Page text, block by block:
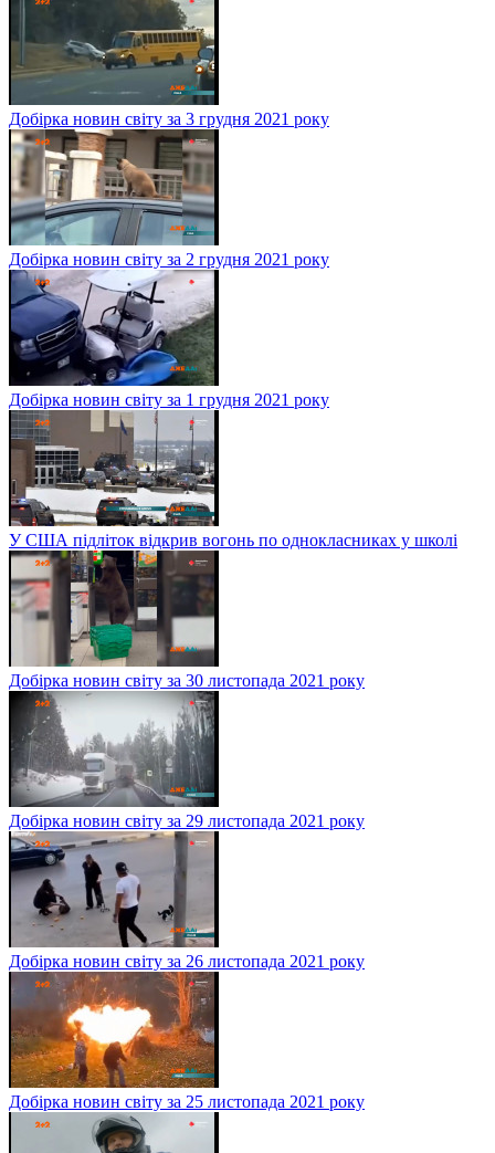
Добірка новин світу за 3 грудня 2021 року
Добірка новин світу за 2 грудня 2021 року
Добірка новин світу за 1 грудня 2021 року
У США підліток відкрив вогонь по однокласниках у школі
Добірка новин світу за 30 листопада 2021 року
Добірка новин світу за 29 листопада 2021 року
Добірка новин світу за 26 листопада 2021 року
Добірка новин світу за 25 листопада 2021 року